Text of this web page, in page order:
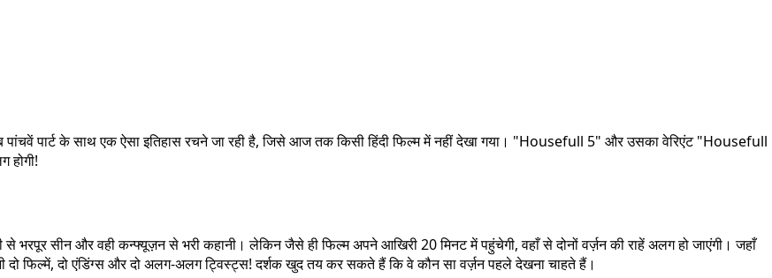
पार्ट के साथ एक ऐसा इतिहास रचने जा रही है, जिसे आज तक किसी हिंदी फिल्म में नहीं देखा गया। "Housefull 5" और उसका वेरिएंट "Housefull
होगी!
सीन और वही कन्फ्यूज़न से भरी कहानी। लेकिन जैसे ही फिल्म अपने आखिरी 20 मिनट में पहुंचेगी, वहाँ से दोनों वर्ज़न की राहें अलग हो जाएंगी। जहाँ
दो फिल्में, दो एंडिंग्स और दो अलग-अलग ट्विस्ट्स! दर्शक खुद तय कर सकते हैं कि वे कौन सा वर्ज़न पहले देखना चाहते हैं।